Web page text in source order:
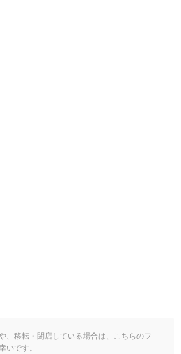
、移転・閉店している場合は、こちらのフ
いです。